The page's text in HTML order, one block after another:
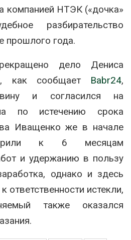
компанией НТЭК («дочка»
разбирательство
прошлого года.
дело Дениса
как сообщает Вabr24,
и согласился на
по истечению срока
Иващенко же в начале
к 6 месяцам
и удержанию в пользу
однако и здесь
ответственности истекли,
также оказался